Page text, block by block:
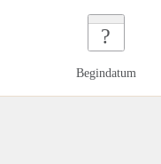
?
Begindatum